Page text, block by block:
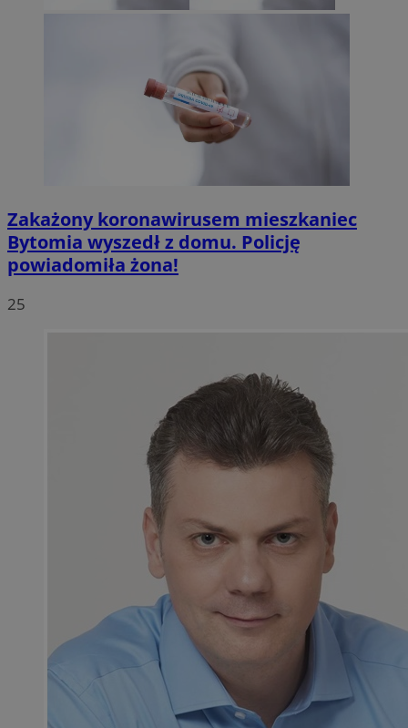
Zakażony koronawirusem mieszkaniec
Bytomia wyszedł z domu. Policję
powiadomiła żona!
25